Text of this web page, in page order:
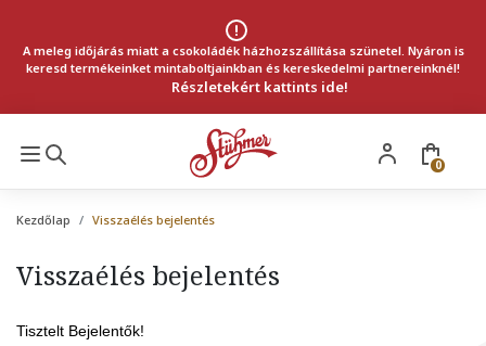
A meleg időjárás miatt a csokoládék házhozszállítása szünetel. Nyáron is
keresd termékeinket mintaboltjainkban és kereskedelmi partnereinknél!
Részletekért kattints ide!
0
Kezdőlap Visszaélés bejelentés
Visszaélés bejelentés
Tisztelt Bejelentők!